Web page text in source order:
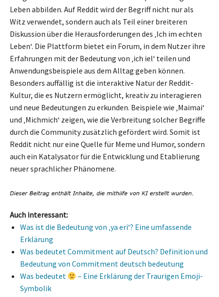
Leben abbilden. Auf Reddit wird der Begriff nicht nur als
Witz verwendet, sondern auch als Teil einer breiteren
Diskussion über die Herausforderungen des ‚Ich im echten
Leben‘. Die Plattform bietet ein Forum, in dem Nutzer ihre
Erfahrungen mit der Bedeutung von ‚ich iel‘ teilen und
Anwendungsbeispiele aus dem Alltag geben können.
Besonders auffällig ist die interaktive Natur der Reddit-
Kultur, die es Nutzern ermöglicht, kreativ zu interagieren
und neue Bedeutungen zu erkunden. Beispiele wie ‚Maimai‘
und ‚Michmich‘ zeigen, wie die Verbreitung solcher Begriffe
durch die Community zusätzlich gefördert wird. Somit ist
Reddit nicht nur eine Quelle für Meme und Humor, sondern
auch ein Katalysator für die Entwicklung und Etablierung
neuer sprachlicher Phänomene.
Auch interessant:
Was ist die Bedeutung von ‚ya eri‘? Eine umfassende
Erklärung
Was bedeutet Commitment auf Deutsch? Definition und
Bedeutung von Commitment deutsch bedeutung
Was bedeutet
– Eine Erklärung der Traurigen Emoji-
Symbolik